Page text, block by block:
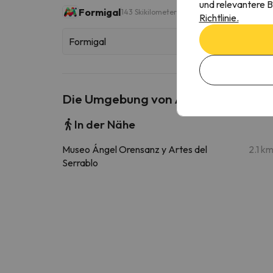
Formigal143 Skikilometer
Formigal
Die Umgebung von Apto Anayet L
In der Nähe
Museo Ángel Orensanz y Artes del
Serrablo
2.1 km
und relevantere
Richtlinie.